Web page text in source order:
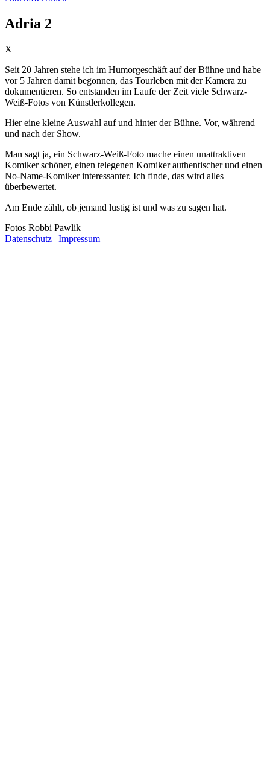
Adria 2
X
Seit 20 Jahren stehe ich im Humorgeschäft auf der Bühne und habe
vor 5 Jahren damit begonnen, das Tourleben mit der Kamera zu
dokumentieren. So entstanden im Laufe der Zeit viele Schwarz-
Weiß-Fotos von Künstlerkollegen.
Hier eine kleine Auswahl auf und hinter der Bühne. Vor, während
und nach der Show.
Man sagt ja, ein Schwarz-Weiß-Foto mache einen unattraktiven
Komiker schöner, einen telegenen Komiker authentischer und einen
No-Name-Komiker interessanter. Ich finde, das wird alles
überbewertet.
Am Ende zählt, ob jemand lustig ist und was zu sagen hat.
Fotos Robbi Pawlik
Datenschutz | Impressum